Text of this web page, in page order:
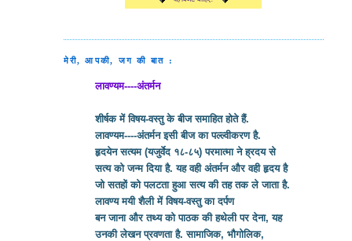
मेरी, आपकी, जग की बात :
लावण्यम----अंतर्मन
शीर्षक में विषय-वस्तु के बीज समाहित होते हैं.
लावण्यम----अंतर्मन इसी बीज का पल्ल्वीकरण है.
हृदयेन सत्यम (यजुर्वेद १८-८५) परमात्मा ने ह्रदय से
सत्य को जन्म दिया है. यह वही अंतर्मन और वही हृदय है
जो सतहों को पलटता हुआ सत्य की तह तक ले जाता है.
लावण्य मयी शैली में विषय-वस्तु का दर्पण
बन जाना और तथ्य को पाठक की हथेली पर देना, यह
उनकी लेखन प्रवणता है. सामाजिक, भौगोलिक,